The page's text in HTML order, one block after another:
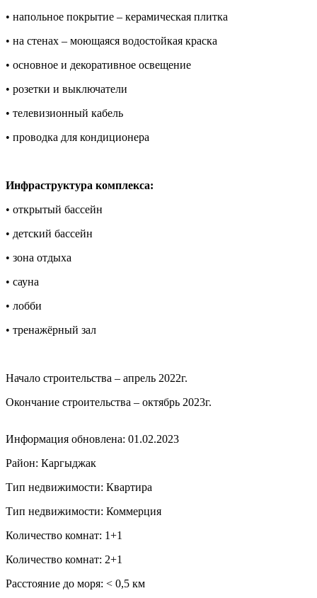
• напольное покрытие – керамическая плитка
• на стенах – моющаяся водостойкая краска
• основное и декоративное освещение
• розетки и выключатели
• телевизионный кабель
• проводка для кондиционера
Инфраструктура комплекса:
• открытый бассейн
• детский бассейн
• зона отдыха
• сауна
• лобби
• тренажёрный зал
Начало строительства – апрель 2022г.
Окончание строительства – октябрь 2023г.
Информация обновлена: 01.02.2023
Район: Каргыджак
Тип недвижимости: Квартира
Тип недвижимости: Коммерция
Количество комнат: 1+1
Количество комнат: 2+1
Расстояние до моря: ˂ 0,5 км